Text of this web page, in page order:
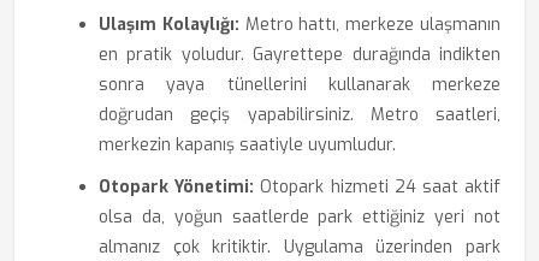
Ulaşım Kolaylığı: Metro hattı, merkeze ulaşmanın
en pratik yoludur. Gayrettepe durağında indikten
sonra yaya tünellerini kullanarak merkeze
doğrudan geçiş yapabilirsiniz. Metro saatleri,
merkezin kapanış saatiyle uyumludur.
Otopark Yönetimi: Otopark hizmeti 24 saat aktif
olsa da, yoğun saatlerde park ettiğiniz yeri not
almanız çok kritiktir. Uygulama üzerinden park